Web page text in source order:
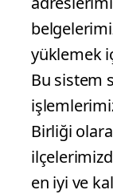
yüklemek
Bu sistem
Birliği
en iyi ve